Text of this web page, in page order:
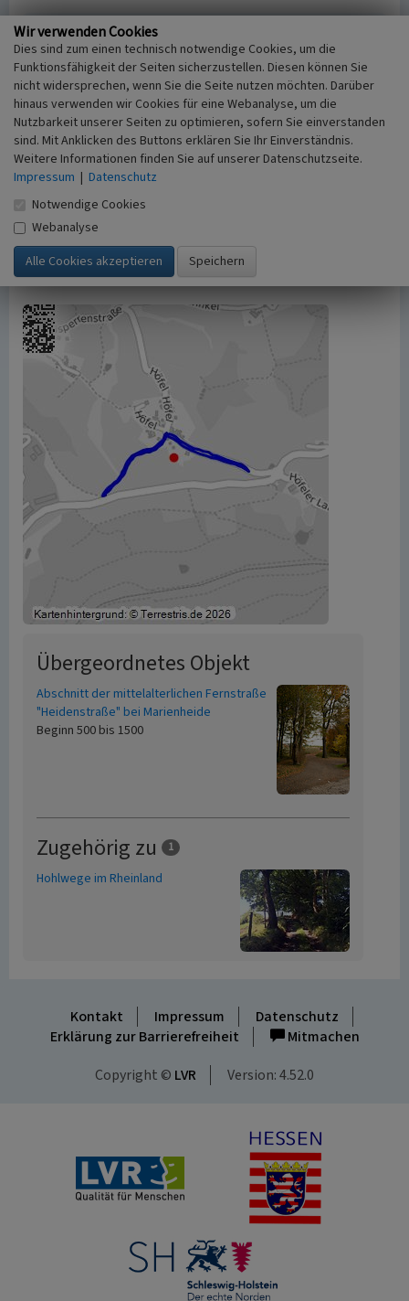
Empfohlene Zitierweise
Urheberrechtlicher Hinweis
Der hier präsentierte Inhalt ist urheberrechtlich
geschützt. Die angezeigten Medien unterliegen
möglicherweise zusätzlichen urheberrechtlichen
Bedingungen, die an diesen ausgewiesen sind.
Empfohlene Zitierweise
„Hohlwege bei Höfel”. In: KuLaDig,
Kultur.Landschaft.Digital. URL:
https://www.kuladig.de/Objektansicht/A-NF-
20070718-0016(Abgerufen: 10. August 2026)
Übergeordnetes Objekt
Abschnitt der mittelalterlichen Fernstraße
"Heidenstraße" bei Marienheide
Beginn 500 bis 1500
Zugehörig zu 1
Hohlwege im Rheinland
Kontakt Impressum
Datenschutz
Erklärung zur Barrierefreiheit
Mitmachen
Copyright © LVR Version: 4.52.0
Wir verwenden Cookies
Dies sind zum einen technisch notwendige Cookies, um die
Funktionsfähigkeit der Seiten sicherzustellen. Diesen können Sie
nicht widersprechen, wenn Sie die Seite nutzen möchten. Darüber
hinaus verwenden wir Cookies für eine Webanalyse, um die
Nutzbarkeit unserer Seiten zu optimieren, sofern Sie einverstanden
sind. Mit Anklicken des Buttons erklären Sie Ihr Einverständnis.
Weitere Informationen finden Sie auf unserer Datenschutzseite.
Impressum | Datenschutz
Notwendige Cookies
Webanalyse